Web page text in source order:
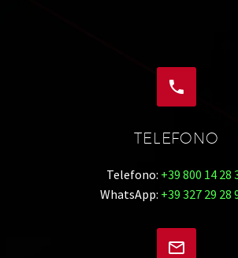


TELEFONO
Telefono: +39 800 14 28
WhatsApp: +39 327 29 28

